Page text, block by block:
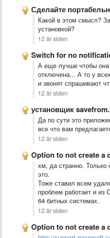
Сделайте
Какой в этом смысл?
установкой?
12 år siden
Switch for no
А еще лучше чтобы
отключена... А то у
и звонят спрашивают
12 år siden
установщик
Да по сути это
все что вам
12 år siden
Option to not create a
хм, да странно. Только
это.
Тоже ставил всем
проблем работает и из
64 битных системах.
12 år siden
Option to not create a